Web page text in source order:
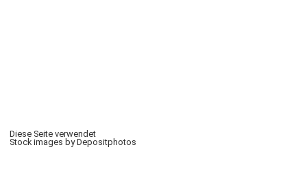
Diese Seite verwendet
Stock images by Depositphotos